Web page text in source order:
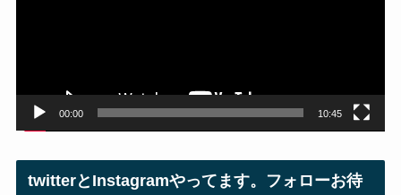
00:00 10:45
twitterとInstagramやってます。フォローお待